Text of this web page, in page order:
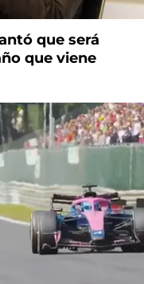
que será
que viene